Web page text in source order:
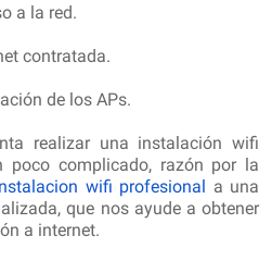
a la red.
contratada.
de los APs.
realizar una instalación wifi
poco complicado, razón por la
wifi profesional a una
que nos ayude a obtener
a internet.